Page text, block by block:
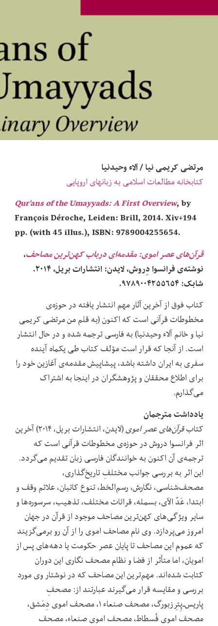
مرتضی کریمی نیا / آلاء وحیدنیا
کتابخانه مطالعات اسلامی به زبانهای اروپایی
Qur’ans of the Umayyads: A First Overview, by
François Déroche, Leiden: Brill, 2014. Xiv+194
pp. (with 45 illus.), ISBN: 9789004255654.
قرآن‌های عصر اموی: مقدمه‌ای درباب کهن‌ترین مصاحف،
نوشته‌ی فرانسوا دِروش، لایدن: انتشارات بریل، ۲۰۱۴.
شابک: ۹۷۸۹۰۰۴۲۵۵۶۵۴.
کتاب فوق از آخرین آثار مهم انتشار یافته در حوزه‌ی
مخطوطات قرآنی است که اکنون (به قلم من مرتضی کریمی
نیا و خانم آلاء وحیدنیا) به فارسی ترجمه شده و در حال انتشار
است. از آنجا که قرار است مؤلف کتاب طی یکماه آینده
سفری به ایران داشته باشد، پیشاپیش مقدمه‌ی آغازین خود را
برای اطلاع محققان و پژوهشگران در اینجا به اشتراک
می‌گذارم.
یادداشت مترجمان
کتابقرآن‌های عصر اموی
(لایدن، انتشارات بریل، ۲۰۱۴) آخرین
اثر فرانسوا دروش در حوزه‌ی مخطوطات قرآنی است که
ترجمه‌ی آن اکنون به خوانندگان فارسی زبان تقدیم می‌گردد.
این اثر به بررسی جوانب مختلفِ تاریخ‌گذاری،
مصحف‌شناسی، نگارش، رسم‌الخط، تنوع کاتبان، علائم وقف و
ابتدا، عَدّ الآی، بسمله، قرائات مختلف، تذهیب، سرسوره‌ها و
سایر ویژگی‌های کهن‌ترین مصاحف موجود از قرآن در جهان
امروز می‌پردازد. وی نام مصاحف اموی را از آن رو برمی‌گزیند
که عموم این مصاحف تا پایان عصر حکومت یا دهه‌های پس از
امویان، اما متأثر از فضا و نظام مصحف نگاری این دوران
کتابت شده‌اند. مهم‌ترین این مصاحف که در نوشتار وی مورد
بررسی و مقایسه قرار می‌گیرند عبارتند از: مصحفِ
پاریس‌ـ‌پِتِرزبورگ، مصحف صنعاء ۱، مصحف اموی دِمَشق،
مصحف اموی فُسطاط، مصحف اموی صنعاء، مصحف